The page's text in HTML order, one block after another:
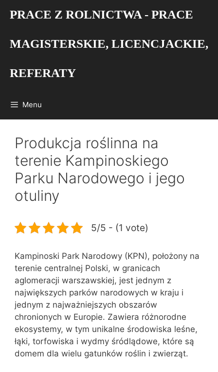
PRACE Z ROLNICTWA - PRACE
MAGISTERSKIE, LICENCJACKIE,
REFERATY
Menu
Produkcja roślinna na
terenie Kampinoskiego
Parku Narodowego i jego
otuliny
5/5 - (1 vote)
Kampinoski Park Narodowy (KPN), położony na
terenie centralnej Polski, w granicach
aglomeracji warszawskiej, jest jednym z
największych parków narodowych w kraju i
jednym z najważniejszych obszarów
chronionych w Europie. Zawiera różnorodne
ekosystemy, w tym unikalne środowiska leśne,
łąki, torfowiska i wydmy śródlądowe, które są
domem dla wielu gatunków roślin i zwierząt.